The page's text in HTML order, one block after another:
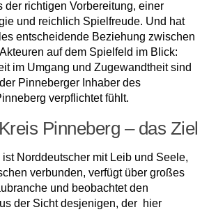
der richtigen Vorbereitung, einer
und reichlich Spielfreude. Und hat
entscheidende Beziehung zwischen
auf dem Spielfeld im Blick:
im Umgang und Zugewandtheit sind
Pinneberger Inhaber des
verpflichtet fühlt.
Pinneberg – das Ziel
Norddeutscher mit Leib und Seele,
verbunden, verfügt über großes
und beobachtet den
der Sicht desjenigen, der hier